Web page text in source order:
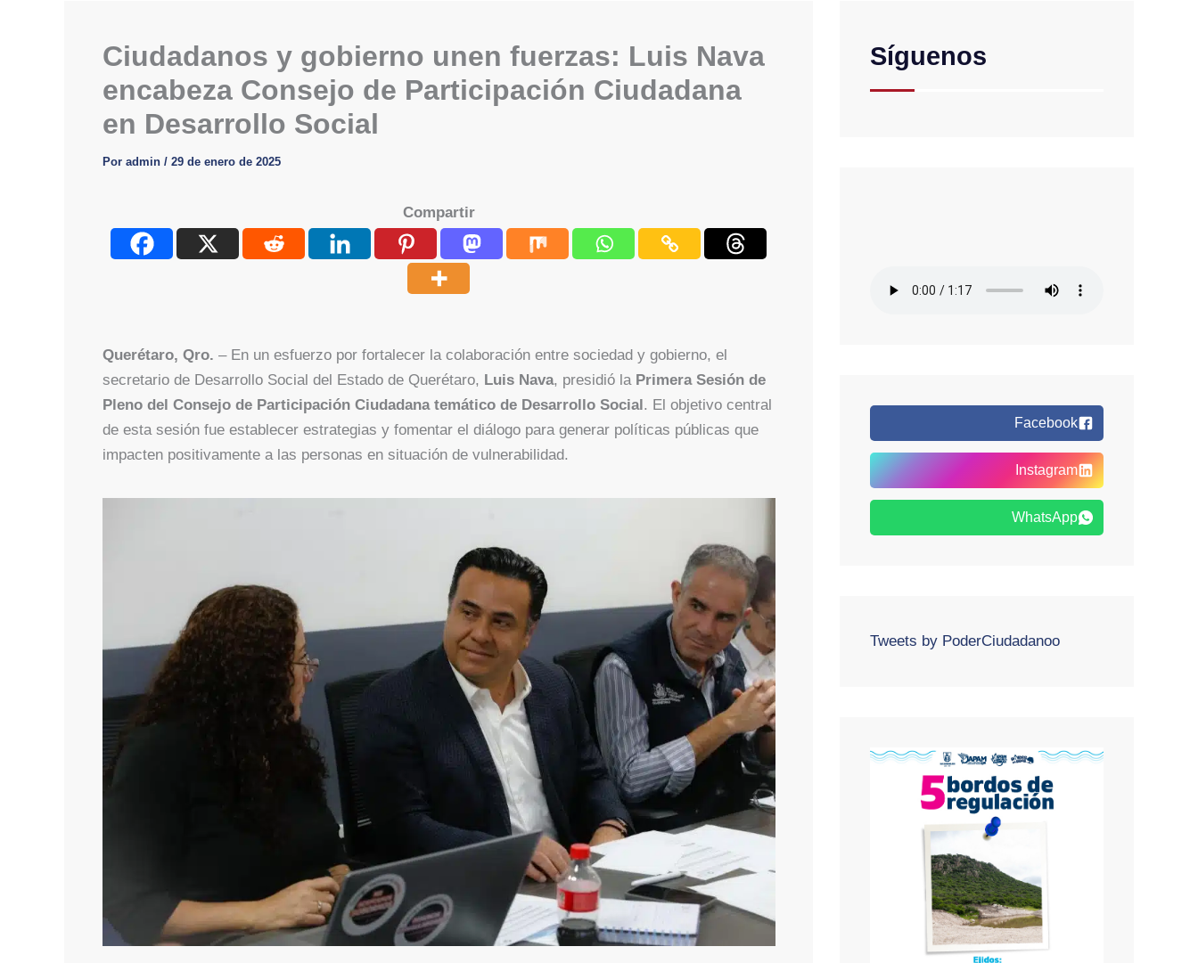
Ciudadanos y gobierno unen fuerzas: Luis Nava
encabeza Consejo de Participación Ciudadana
en Desarrollo Social
Por admin / 29 de enero de 2025
Compartir
Querétaro, Qro. – En un esfuerzo por fortalecer la colaboración entre sociedad y gobierno, el
secretario de Desarrollo Social del Estado de Querétaro, Luis Nava, presidió la Primera Sesión de
Pleno del Consejo de Participación Ciudadana temático de Desarrollo Social. El objetivo central
de esta sesión fue establecer estrategias y fomentar el diálogo para generar políticas públicas que
impacten positivamente a las personas en situación de vulnerabilidad.
Síguenos
Facebook
Instagram
WhatsApp
Tweets by PoderCiudadanoo